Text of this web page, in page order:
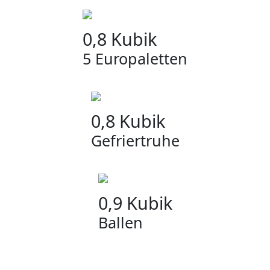
0,8 Kubik
5 Europaletten
0,8 Kubik
Gefriertruhe
0,9 Kubik
Ballen